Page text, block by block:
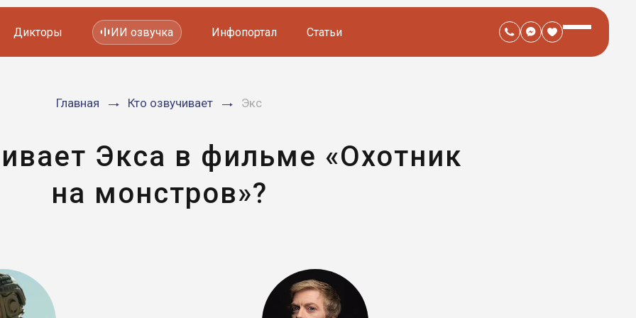
Мультфильмов
Дикторы ИИ озвучка Инфопортал Статьи
Главная Кто озвучивает Экс
Экса в фильме «Охотник
на монстров»?